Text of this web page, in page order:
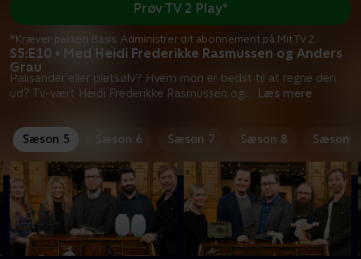
S5:E10 • Med Heidi Frederikke Rasmussen og Anders
Grau
Palisander eller pletsølv? Hvem mon er bedst til at regne den
ud? Tv-vært Heidi Frederikke Rasmussen og... Læs mere
Prøv TV 2 Play*
*Kræver pakken Basis. Administrer dit abonnement på Mit TV 2.
Sæson 5 Sæson 6 Sæson 7 Sæson 8 Sæson 9